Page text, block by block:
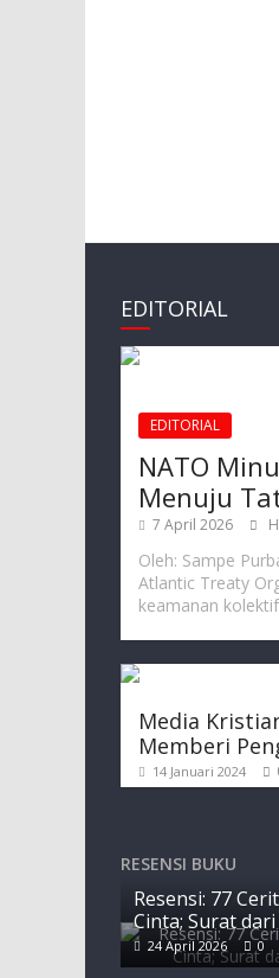
EDITORIAL
EDITORIAL
NATO
Menuju
7 April 2026
Oleh: Sampe
Atlantic Treaty
keamanan
Media
Memberi
14 Januari 2024
RESENSI BUKU
Resensi: 77
Cinta; Surat
24 April 2026 0